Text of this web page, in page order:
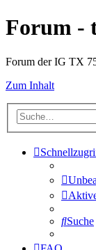
Forum -
Forum der IG TX
Zum Inhalt
Suche